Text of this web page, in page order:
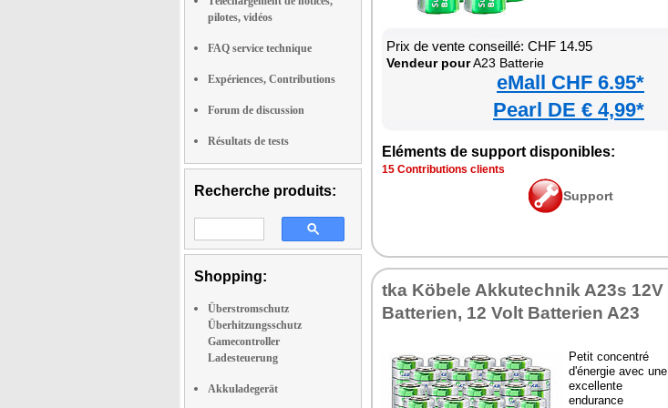
pilotes, vidéos
FAQ service technique
Expériences, Contributions
Forum de discussion
Résultats de tests
Recherche produits:
Shopping:
Überstromschutz
Überhitzungsschutz
Gamecontroller
Ladesteuerung
Akkuladegerät
Prix de vente conseillé: CHF 14.95
Vendeur pourA23 Batterie
eMall CHF 6.95*
Pearl DE € 4,99*
Eléments de support disponibles:
15 Contributions clients
Support
tka Köbele Akkutechnik A23s 12V
Batterien, 12 Volt Batterien A23
Petit concentré
d'énergie avec une
excellente
endurance